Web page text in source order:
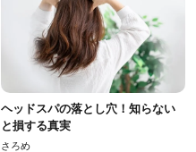
ヘッドスパの落とし穴！知らない
と損する真実
さろめ